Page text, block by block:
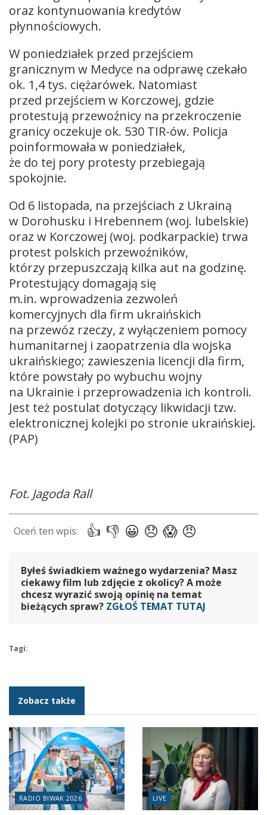
oraz kontynuowania kredytów
płynnościowych.
W poniedziałek przed przejściem
granicznym w Medyce na odprawę czekało
ok. 1,4 tys. ciężarówek. Natomiast
przed przejściem w Korczowej, gdzie
protestują przewoźnicy na przekroczenie
granicy oczekuje ok. 530 TIR-ów. Policja
poinformowała w poniedziałek,
że do tej pory protesty przebiegają
spokojnie.
Od 6 listopada, na przejściach z Ukrainą
w Dorohusku i Hrebennem (woj. lubelskie)
oraz w Korczowej (woj. podkarpackie) trwa
protest polskich przewoźników,
którzy przepuszczają kilka aut na godzinę.
Protestujący domagają się
m.in. wprowadzenia zezwoleń
komercyjnych dla firm ukraińskich
na przewóz rzeczy, z wyłączeniem pomocy
humanitarnej i zaopatrzenia dla wojska
ukraińskiego; zawieszenia licencji dla firm,
które powstały po wybuchu wojny
na Ukrainie i przeprowadzenia ich kontroli.
Jest też postulat dotyczący likwidacji tzw.
elektronicznej kolejki po stronie ukraińskiej.
(PAP)
Fot. Jagoda Rall
Byłeś świadkiem ważnego wydarzenia? Masz
ciekawy film lub zdjęcie z okolicy? A może
chcesz wyrazić swoją opinię na temat
bieżących spraw? ZGŁOŚ TEMAT TUTAJ
Tagi:
Zobacz także
RADIO BIWAK 2026 LIVE